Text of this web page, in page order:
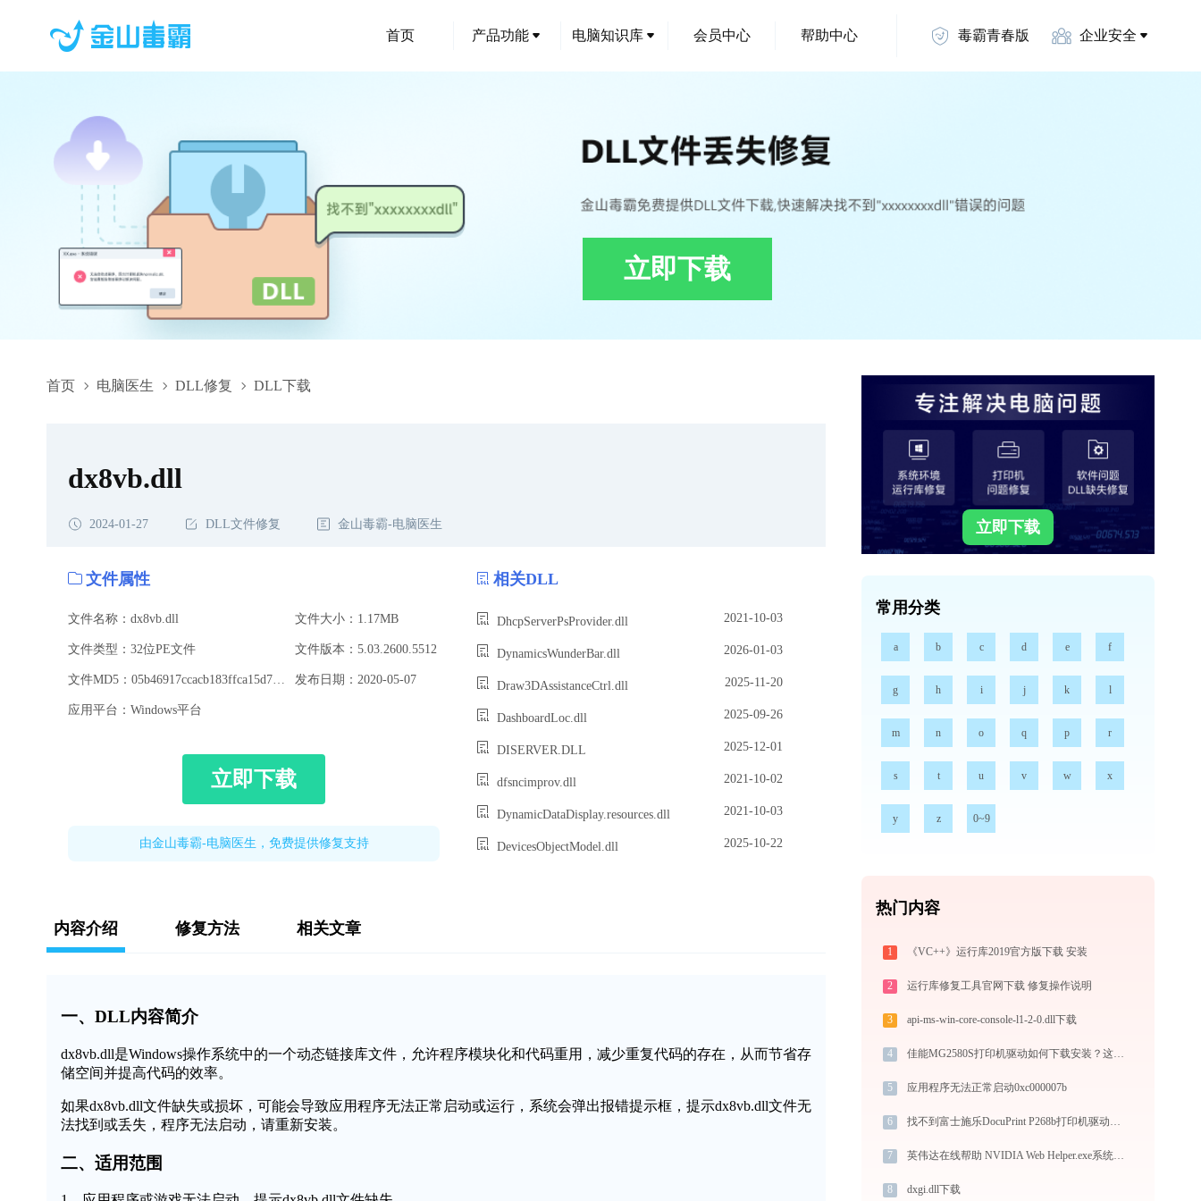
首页 产品功能 电脑知识库 会员中心 帮助中心 毒霸青春版 企业安全
立即下载
首页 电脑医生 DLL修复 DLL下载
dx8vb.dll,dx8vb.dll下载,dx8vb.dll修复
dx8vb.dll
2024-01-27 DLL文件修复 金山毒霸-电脑医生
文件属性
文件名称：dx8vb.dll 文件大小：1.17MB
文件类型：32位PE文件 文件版本：5.03.2600.5512
发布日期：2020-05-07
应用平台：Windows平台
立即下载
由金山毒霸-电脑医生，免费提供修复支持
相关DLL
DhcpServerPsProvider.dll 2021-10-03
DynamicsWunderBar.dll 2026-01-03
Draw3DAssistanceCtrl.dll 2025-11-20
DashboardLoc.dll 2025-09-26
DISERVER.DLL 2025-12-01
dfsncimprov.dll 2021-10-02
DynamicDataDisplay.resources.dll 2021-10-03
DevicesObjectModel.dll 2025-10-22
内容介绍 修复方法 相关文章
一、DLL内容简介
dx8vb.dll是Windows操作系统中的一个动态链接库文件，允许程序模块化和代码重用，减少重复代码的存在，从而节省存
储空间并提高代码的效率。
如果dx8vb.dll文件缺失或损坏，可能会导致应用程序无法正常启动或运行，系统会弹出报错提示框，提示dx8vb.dll文件无
法找到或丢失，程序无法启动，请重新安装。
二、适用范围
立即下载
常用分类
a b c d e f
g h i j k l
m n o q p r
s t u v w x
y z 0~9
热门内容
1 《VC++》运行库2019官方版下载 安装
2 运行库修复工具官网下载 修复操作说明
3 api-ms-win-core-console-l1-2-0.dll下载
4 佳能MG2580S打印机驱动如何下载安装？这里有你需要的所有信息
5 应用程序无法正常启动0xc000007b
6 找不到富士施乐DocuPrint P268b打印机驱动？这篇全面下载安装指南帮到你
7 英伟达在线帮助 NVIDIA Web Helper.exe系统错误libprotobuf.dll丢失如何解决
8 dxgi.dll下载